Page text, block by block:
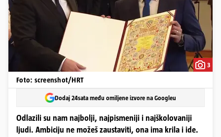
3
Foto: screenshot/HRT
Dodaj 24sata među omiljene izvore na Googleu
Odlazili su nam najbolji, najpismeniji i najškolovaniji
ljudi. Ambiciju ne možeš zaustaviti, ona ima krila i ide.